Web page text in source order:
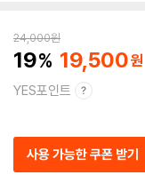
24,000원
19 19,500
YES포인트
사용 가능한 쿠폰 받기